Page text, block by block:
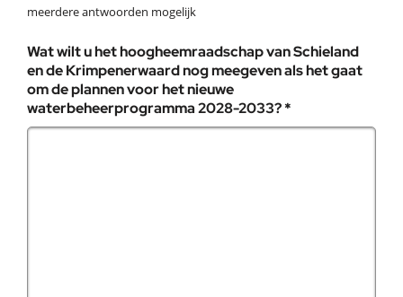
meerdere antwoorden mogelijk
Wat wilt u het hoogheemraadschap van Schieland
en de Krimpenerwaard nog meegeven als het gaat
om de plannen voor het nieuwe
waterbeheerprogramma 2028-2033?*